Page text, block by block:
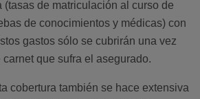
(tasas de matriculación al curso de
de conocimientos y médicas) con
gastos sólo se cubrirán una vez
que sufra el asegurado.
cobertura también se hace extensiva